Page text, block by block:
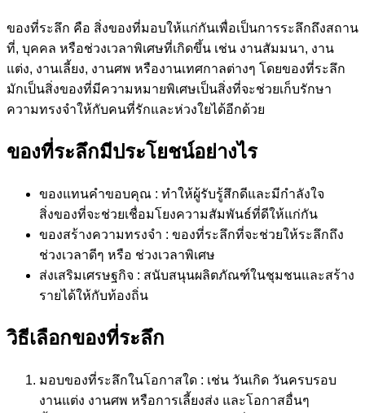
ของที่ระลึก คือ สิ่งของที่มอบให้แก่กันเพื่อเป็นการระลึกถึงสถาน
ที่, บุคคล หรือช่วงเวลาพิเศษที่เกิดขึ้น เช่น งานสัมมนา, งาน
แต่ง, งานเลี้ยง, งานศพ หรืองานเทศกาลต่างๆ โดยของที่ระลึก
มักเป็นสิ่งของที่มีความหมายพิเศษเป็นสิ่งที่จะช่วยเก็บรักษา
ความทรงจำให้กับคนที่รักและห่วงใยได้อีกด้วย
ของที่ระลึกมีประโยชน์อย่างไร
ของแทนคำขอบคุณ : ทำให้ผู้รับรู้สึกดีและมีกำลังใจ
สิ่งของที่จะช่วยเชื่อมโยงความสัมพันธ์ที่ดีให้แก่กัน
ของสร้างความทรงจำ : ของที่ระลึกที่จะช่วยให้ระลึกถึง
ช่วงเวลาดีๆ หรือ ช่วงเวลาพิเศษ
ส่งเสริมเศรษฐกิจ : สนับสนุนผลิตภัณฑ์ในชุมชนและสร้าง
รายได้ให้กับท้องถิ่น
วิธีเลือกของที่ระลึก
มอบของที่ระลึกในโอกาสใด : เช่น วันเกิด วันครบรอบ
งานแต่ง งานศพ หรือการเลี้ยงส่ง และโอกาสอื่นๆ